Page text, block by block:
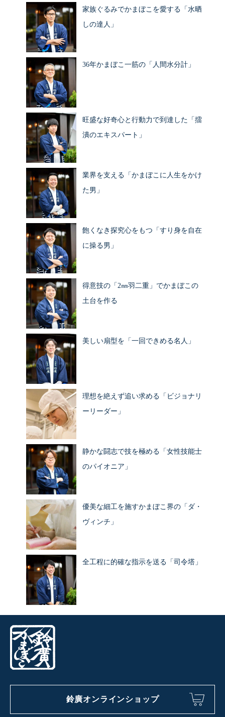
家族ぐるみでかまぼこを愛する「水晒
しの達人」
36年かまぼこ一筋の「人間水分計」
旺盛な好奇心と行動力で到達した「擂
潰のエキスパート」
業界を支える「かまぼこに人生をかけ
た男」
飽くなき探究心をもつ「すり身を自在
に操る男」
得意技の「2㎜羽二重」でかまぼこの
土台を作る
美しい扇型を「一回できめる名人」
理想を絶えず追い求める「ビジョナリ
ーリーダー」
静かな闘志で技を極める「女性技能士
のパイオニア」
優美な細工を施すかまぼこ界の「ダ・
ヴィンチ」
全工程に的確な指示を送る「司令塔」
鈴廣オンラインショップ